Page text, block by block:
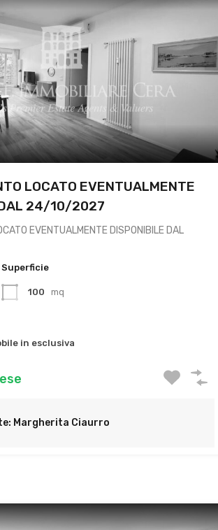
App transitorio lavoratori
LOCATO EVENTUALMENTE
DAL 24/10/2027
EVENTUALMENTE DISPONIBILE DAL
Superficie
100 mq
in esclusiva
Margherita Ciaurro